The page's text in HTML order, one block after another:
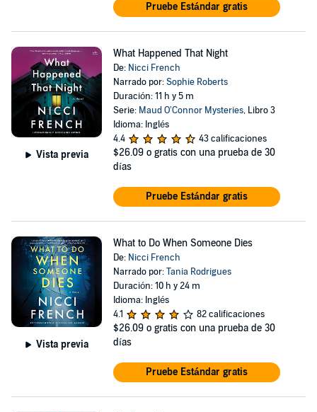
Pruebe Estándar gratis
Vista previa
What Happened That Night
De: Nicci French
Narrado por:Sophie Roberts
Duración: 11 h y 5 m
Serie: Maud O’Connor Mysteries, Libro 3
Idioma: Inglés
4.4
43 calificaciones
$26.09 o gratis con una prueba de 30
días
Pruebe Estándar gratis
Vista previa
What to Do When Someone Dies
De: Nicci French
Narrado por:Tania Rodrigues
Duración: 10 h y 24 m
Idioma: Inglés
4.1
82 calificaciones
$26.09 o gratis con una prueba de 30
días
Pruebe Estándar gratis